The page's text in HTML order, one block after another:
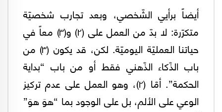
أيضاً برأيي الشّخصي، وبعد تجارب شخصيّة
متكرّرة: لا بدّ من العمل على (٢) و(٣) معاً في
حياتنا العمليّة اليوميّة. لكن، قد يكون (٣) من
باب الذّكاء الذّهني فقط أو من باب “بداية
الحكمة”. أمّا (٢)، وهو العمل على عدم تركيز
الوعي على الألم، بل على الوجود بما “هوَ هوَ”